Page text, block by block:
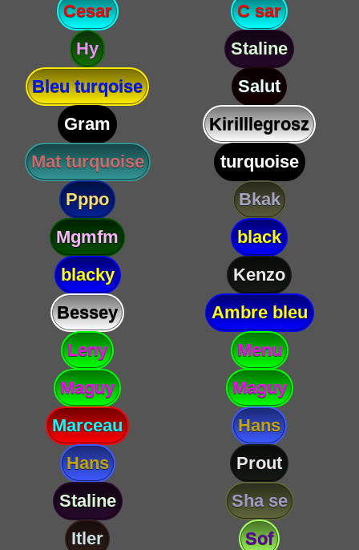
Cesar
C sar
Hy
Staline
Bleu turqoise
Salut
Gram
Kirilllegrosz
Mat turquoise
turquoise
Pppo
Bkak
Mgmfm
black
blacky
Kenzo
Bessey
Ambre bleu
Leny
Menu
Maguy
Maguy
Marceau
Hans
Hans
Prout
Staline
Sha se
Itler
Sof